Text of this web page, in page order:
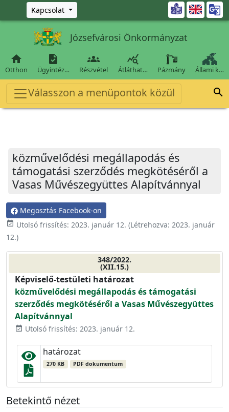
Ugrás a fő tartalomra
Kapcsolat 
Józsefvárosi Önkormányzat

Otthon

Ügyintéz…

Részvétel

Átláthat… Pázmány Állami k…
Válasszon a menüpontok közül 
közművelődési megállapodás és
támogatási szerződés megkötéséről a
Vasas Művészegyüttes Alapítvánnyal
Megosztás Facebook-on
event_available Utolsó frissítés: 2023. január 12. (Létrehozva: 2023. január
12.)
348/2022.
(XII.15.)
Képviselő-testületi határozat
közművelődési megállapodás és támogatási
szerződés megkötéséről a Vasas Művészegyüttes
Alapítvánnyal
event_available Utolsó frissítés: 2023. január 12.
határozat
270 KB PDF dokumentum
Betekintő nézet